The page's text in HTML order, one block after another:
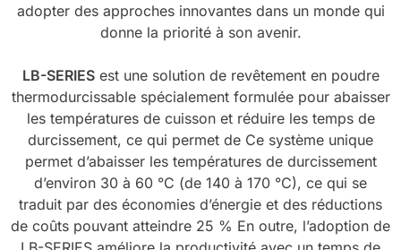
adopter des approches innovantes dans un monde qui
donne la priorité à son avenir.
LB-SERIESest une solution de revêtement en poudre
thermodurcissable spécialement formulée pour abaisser
les températures de cuisson et réduire les temps de
durcissement, ce qui permet de Ce système unique
permet d’abaisser les températures de durcissement
d’environ 30 à 60 °C (de 140 à 170 °C), ce qui se
traduit par des économies d’énergie et des réductions
de coûts pouvant atteindre 25 % En outre, l’adoption de